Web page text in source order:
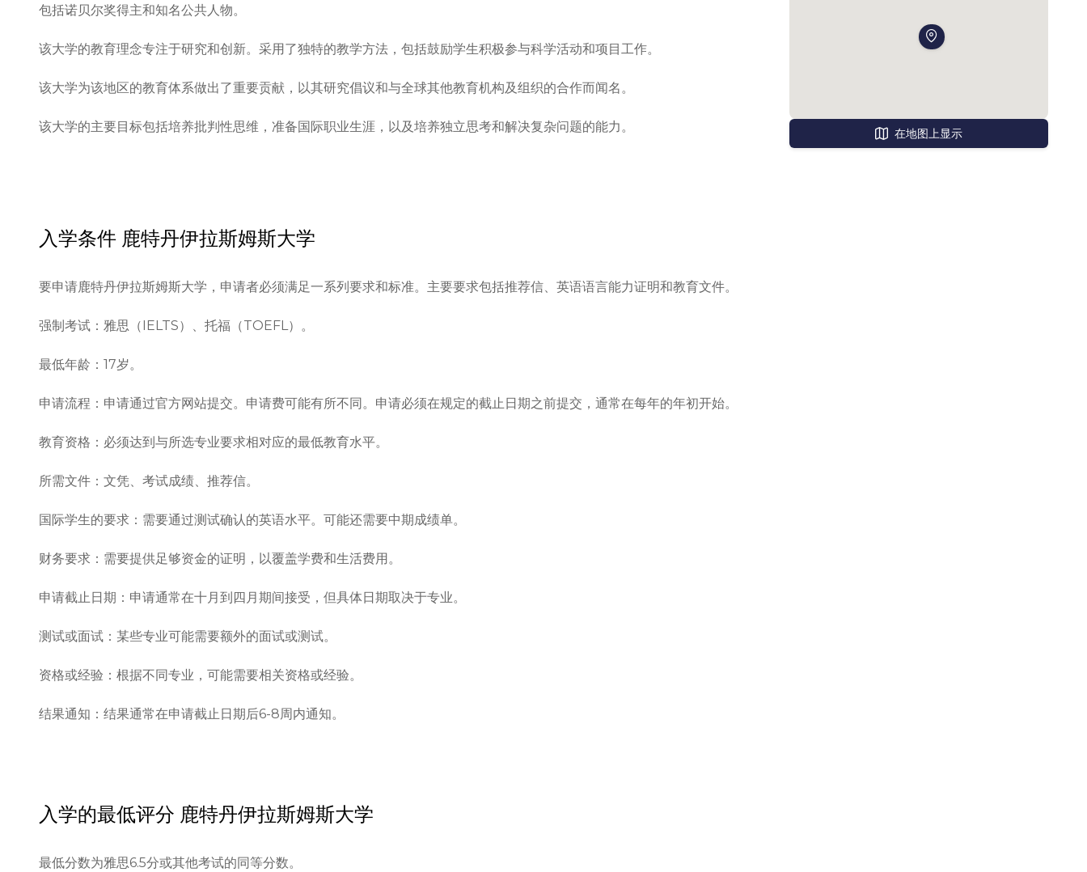
包括诺贝尔奖得主和知名公共人物。
该大学的教育理念专注于研究和创新。采用了独特的教学方法，包括鼓励学生积极参与科学活动和项目工作。
该大学为该地区的教育体系做出了重要贡献，以其研究倡议和与全球其他教育机构及组织的合作而闻名。
该大学的主要目标包括培养批判性思维，准备国际职业生涯，以及培养独立思考和解决复杂问题的能力。 在地图上显示
入学条件 鹿特丹伊拉斯姆斯大学
要申请鹿特丹伊拉斯姆斯大学，申请者必须满足一系列要求和标准。主要要求包括推荐信、英语语言能力证明和教育文件。
强制考试：雅思（IELTS）、托福（TOEFL）。
最低年龄：17岁。
申请流程：申请通过官方网站提交。申请费可能有所不同。申请必须在规定的截止日期之前提交，通常在每年的年初开始。
教育资格：必须达到与所选专业要求相对应的最低教育水平。
所需文件：文凭、考试成绩、推荐信。
国际学生的要求：需要通过测试确认的英语水平。可能还需要中期成绩单。
财务要求：需要提供足够资金的证明，以覆盖学费和生活费用。
申请截止日期：申请通常在十月到四月期间接受，但具体日期取决于专业。
测试或面试：某些专业可能需要额外的面试或测试。
资格或经验：根据不同专业，可能需要相关资格或经验。
结果通知：结果通常在申请截止日期后6-8周内通知。
入学的最低评分 鹿特丹伊拉斯姆斯大学
最低分数为雅思6.5分或其他考试的同等分数。